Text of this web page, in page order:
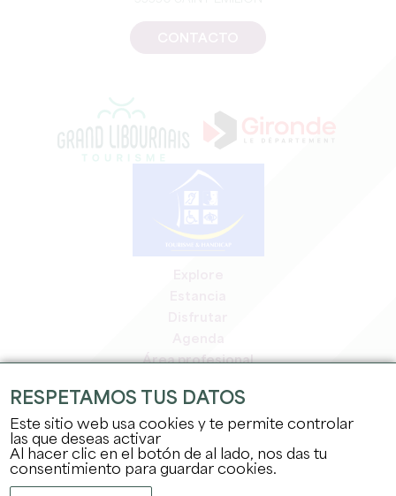
Área profesional
Espacio prensa
Empleo y prácticas
Información jurídica
Política de confidencialidad
RESPETAMOS TUS DATOS
Este sitio web usa cookies y te permite controlar
las que deseas activar
Al hacer clic en el botón de al lado, nos das tu
consentimiento para guardar cookies.